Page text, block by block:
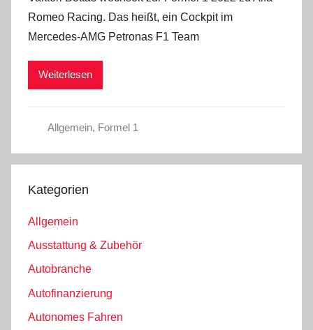
Romeo Racing. Das heißt, ein Cockpit im
Mercedes-AMG Petronas F1 Team
Weiterlesen
Allgemein, Formel 1
Kategorien
Allgemein
Ausstattung & Zubehör
Autobranche
Autofinanzierung
Autonomes Fahren